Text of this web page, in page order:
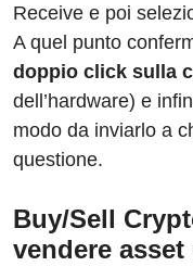
Receive e poi
A quel punto
doppio click sulla
dell’hardware) e
modo da inviarlo a
questione.
Buy/Sell
vendere